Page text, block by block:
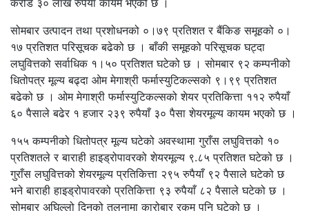
सोमबार उत्पादन तथा प्रशोधनको ०।७९ प्रतिशत र बैंकिङ समूहको ०।
१७ प्रतिशत परिसूचक बढेको छ । बाँकी समूहको परिसूचक घट्दा
लघुवित्तको सर्वाधिक १।५० प्रतिशत घटेको छ । सोमबार ९२ कम्पनीको
धितोपत्र मूल्य बढ्दा ओम मेगाश्री फर्मास्युटिकल्सको ९।९९ प्रतिशत
बढेको छ । ओम मेगाश्री फर्मास्युटिकल्सको शेयर प्रतिकित्ता ११२ रुपैयाँ
६० पैसाले बढेर १ हजार २३९ रुपैयाँ ३० पैसा शेयरमूल्य कायम भएको छ ।
१५५ कम्पनीको धितोपत्र मूल्य घटेको अवस्थामा गुराँस लघुवित्तको १०
प्रतिशतले र बाराही हाइड्रोपावरको शेयरमूल्य ९.८५ प्रतिशत घटेको छ ।
गुराँस लघुवित्तको शेयरमूल्य प्रतिकित्ता २९५ रुपैयाँ ९२ पैसाले घटेको छ
भने बाराही हाइड्रोपावरको प्रतिकित्ता ९३ रुपैयाँ ८२ पैसाले घटेको छ ।
सोमबार अघिल्लो दिनको तुलनामा कारोबार रकम पनि घटेको छ ।